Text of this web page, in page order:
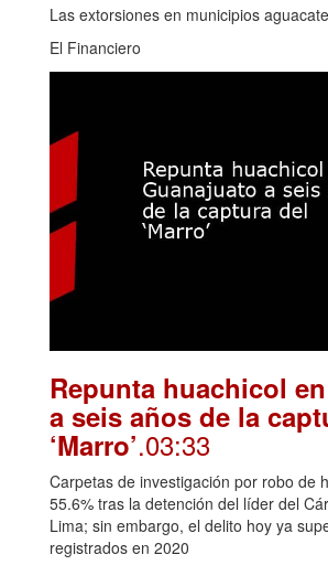
Las extorsiones en municipios
El Financiero
Repunta huachicol
a seis años de la
‘Marro’.03:33
Carpetas de investigación por robo de
55.6% tras la detención del líder del
Lima; sin embargo, el delito hoy ya
registrados en 2020